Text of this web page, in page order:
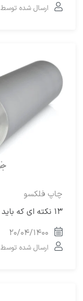
ارسال شده توسط
چاپ فلکسو
۱۳ نکته ای که باید درباره آنیلوکس بدانید
۲۰/۰۴/۱۴۰۰
ارسال شده توسط